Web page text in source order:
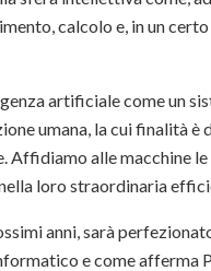
calcolo e, in un certo
artificiale come un
umana, la cui finalità è
Affidiamo alle macchine
loro straordinaria
anni, sarà
e come afferma